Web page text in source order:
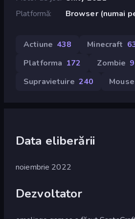
Platformă
Browser (numai
Actiune 438 Minecraft
Platforma 172 Zombie
Supravietuire 240 Mouse
Data eliberării
noiembrie 2022
Dezvoltator